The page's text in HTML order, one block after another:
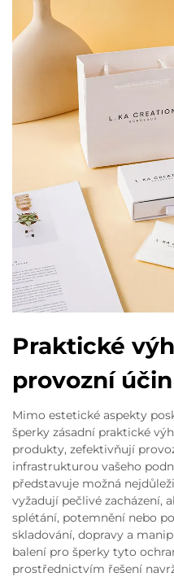
Praktické
provozní
Mimo estetické aspekty
šperky zásadní praktické
produkty, zefektivňují
infrastrukturou vašeho
představuje možná
vyžadují pečlivé zacházení,
splétání, potemnění nebo
skladování, dopravy a
balení pro šperky tyto
prostřednictvím řešení